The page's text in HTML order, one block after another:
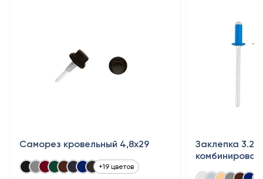
Саморез кровельный 4,8x29
+19 цветов
Заклепка